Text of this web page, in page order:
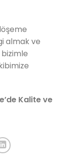
almak ve
Kalite ve